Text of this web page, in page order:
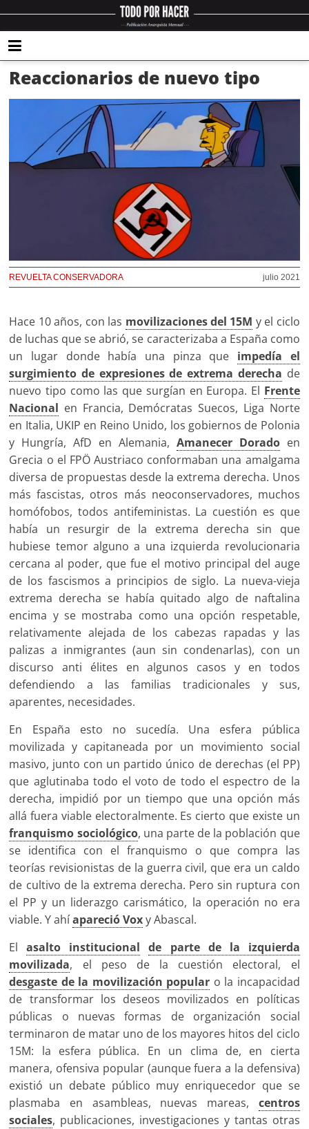
Reaccionarios de nuevo tipo
julio 2021
REVUELTA CONSERVADORA
Hace 10 años, con las movilizaciones del 15M y el ciclo
de luchas que se abrió, se caracterizaba a España como
un lugar donde había una pinza que impedía el
surgimiento de expresiones de extrema derecha de
nuevo tipo como las que surgían en Europa. El Frente
Nacional en Francia, Demócratas Suecos, Liga Norte
en Italia, UKIP en Reino Unido, los gobiernos de Polonia
y Hungría, AfD en Alemania, Amanecer Doradoen
Grecia o el FPÖ Austriaco conformaban una amalgama
diversa de propuestas desde la extrema derecha. Unos
más fascistas, otros más neoconservadores, muchos
homófobos, todos antifeministas. La cuestión es que
había un resurgir de la extrema derecha sin que
hubiese temor alguno a una izquierda revolucionaria
cercana al poder, que fue el motivo principal del auge
de los fascismos a principios de siglo. La nueva-vieja
extrema derecha se había quitado algo de naftalina
encima y se mostraba como una opción respetable,
relativamente alejada de los cabezas rapadas y las
palizas a inmigrantes (aun sin condenarlas), con un
discurso anti élites en algunos casos y en todos
defendiendo a las familias tradicionales y sus,
aparentes, necesidades.
En España esto no sucedía. Una esfera pública
movilizada y capitaneada por un movimiento social
masivo, junto con un partido único de derechas (el PP)
que aglutinaba todo el voto de todo el espectro de la
derecha, impidió por un tiempo que una opción más
allá fuera viable electoralmente. Es cierto que existe un
franquismo sociológico, una parte de la población que
se identifica con el franquismo o que compra las
teorías revisionistas de la guerra civil, que era un caldo
de cultivo de la extrema derecha. Pero sin ruptura con
el PP y un liderazgo carismático, la operación no era
viable. Y ahíapareció Voxy Abascal.
Elasalto institucional
de parte de la izquierda
movilizada, el peso de la cuestión electoral, el
desgaste de la movilización popular o la incapacidad
de transformar los deseos movilizados en políticas
públicas o nuevas formas de organización social
terminaron de matar uno de los mayores hitos del ciclo
15M: la esfera pública. En un clima de, en cierta
manera, ofensiva popular (aunque fuera a la defensiva)
existió un debate público muy enriquecedor que se
plasmaba en asambleas, nuevas mareas, centros
sociales, publicaciones, investigaciones y tantas otras